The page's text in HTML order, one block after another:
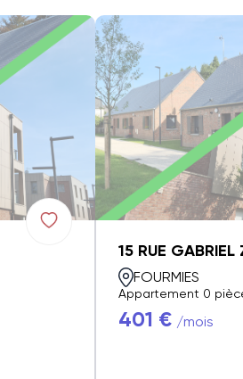
15 RUE GABRIEL
FOURMIES
Appartement 0
401 € /mois